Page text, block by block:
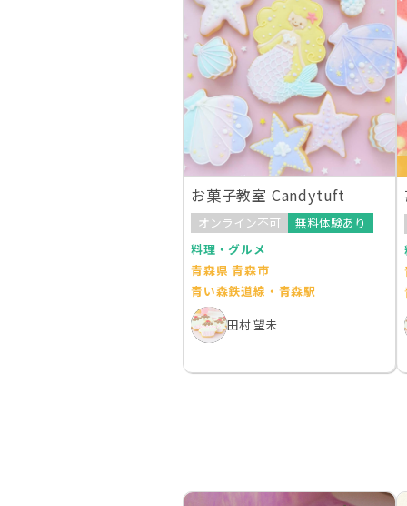
お菓子教室 Candytuft
オンライン不可
無料体験あり
料理・グルメ
青森県 青森市
青い森鉄道線・青森駅
田村 望未